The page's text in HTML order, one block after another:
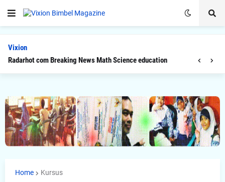
Vixion
Radarhot com Breaking News Math Science education
Home Kursus